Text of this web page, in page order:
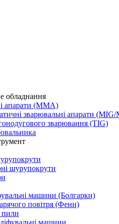
обладнання
апарати (ММА)
зварювальні апарати
зварювання (TIG)
шурупокрути
машини (Болгарки)
повітря (Фени)
пили
машини